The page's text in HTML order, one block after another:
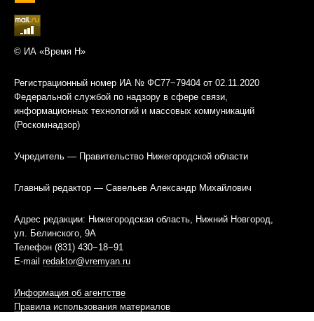
© ИА «Время Н»
Регистрационный номер ИА № ФС77−79404 от 02.11.2020
Федеральной службой по надзору в сфере связи,
информационных технологий и массовых коммуникаций
(Роскомнадзор)
Учредитель — Правительство Нижегородской области
Главный редактор — Савельев Александр Михайлович
Адрес редакции: Нижегородская область, Нижний Новгород,
ул. Белинского, 9А
Телефон (831) 430−18−91
E-mail redaktor@vremyan.ru
Информация об агентстве
Правила использования материалов